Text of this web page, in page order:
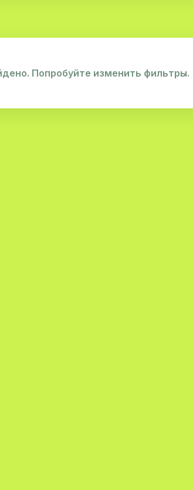
Попробуйте изменить фильтры.